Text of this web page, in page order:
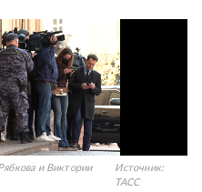
и Виктории
Источник:
ТАСС